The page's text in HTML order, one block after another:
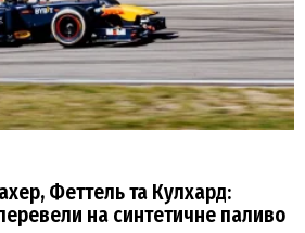
Феттель та Кулхард:
на синтетичне паливо